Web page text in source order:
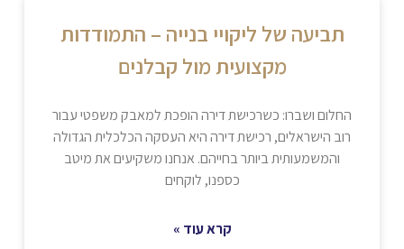
תביעה של ליקויי בנייה – התמודדות
מקצועית מול קבלנים
החלום ושברו: כשרכישת דירה הופכת למאבק משפטי עבור
רוב הישראלים, רכישת דירה היא העסקה הכלכלית הגדולה
והמשמעותית ביותר בחייהם. אנחנו משקיעים את מיטב
כספנו, לוקחים
קרא עוד »